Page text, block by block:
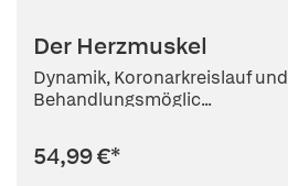
Der Herzmuskel
Dynamik, Koronarkreislauf und
Behandlungsmöglic...
54,99 €*